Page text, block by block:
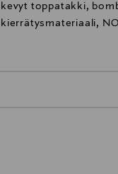
kevyt toppatakki,
kierrätysmateriaali,